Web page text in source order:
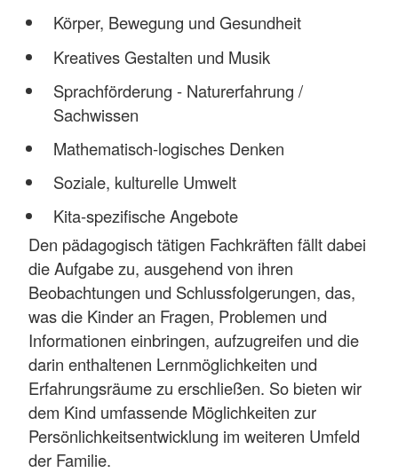
Körper, Bewegung und Gesundheit
Kreatives Gestalten und Musik
Sprachförderung - Naturerfahrung /
Sachwissen
Mathematisch-logisches Denken
Soziale, kulturelle Umwelt
Kita-spezifische Angebote
Den pädagogisch tätigen Fachkräften fällt dabei
die Aufgabe zu, ausgehend von ihren
Beobachtungen und Schlussfolgerungen, das,
was die Kinder an Fragen, Problemen und
Informationen einbringen, aufzugreifen und die
darin enthaltenen Lernmöglichkeiten und
Erfahrungsräume zu erschließen. So bieten wir
dem Kind umfassende Möglichkeiten zur
Persönlichkeitsentwicklung im weiteren Umfeld
der Familie.